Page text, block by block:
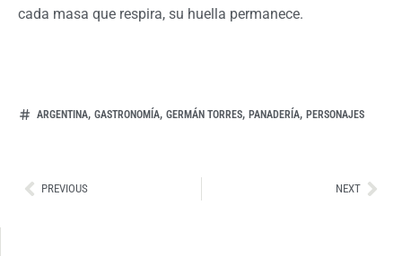
cada masa que respira, su huella permanece.
ARGENTINA, GASTRONOMÍA, GERMÁN TORRES, PANADERÍA, PERSONAJES
AntPREVIOUS NEXT